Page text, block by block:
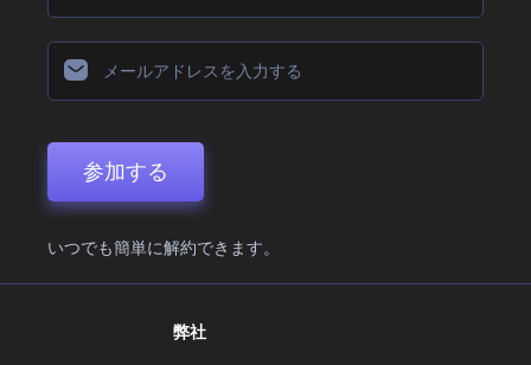
参加する
いつでも簡単に解約できます。
弊社